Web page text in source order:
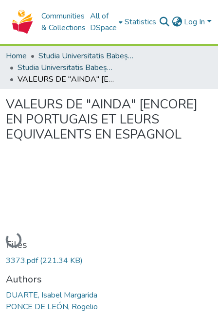
Communities
& Collections
All of
DSpace
Statistics Log In
Home
Studia Universitatis Babeș-Bolyai Collection
Studia Universitatis Babeș-Bolyai Philologia
VALEURS DE "AINDA" [ENCORE] EN PORTUGAIS ET LEURS EQUIVALENTS EN ESPAGNOL
VALEURS DE "AINDA" [ENCORE]
EN PORTUGAIS ET LEURS
EQUIVALENTS EN ESPAGNOL
Loading...
Files
3373.pdf(221.34 KB)
Authors
DUARTE, Isabel Margarida
PONCE DE LEÓN, Rogelio